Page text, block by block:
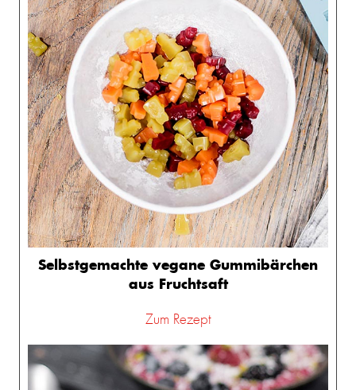
Selbstgemachte vegane Gummibärchen
aus Fruchtsaft
Zum Rezept